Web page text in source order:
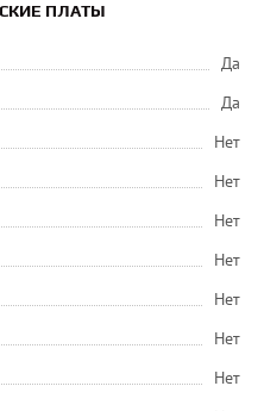
ПЛАТЫ
Да
Да
Нет
Нет
Нет
Нет
Нет
Нет
Нет